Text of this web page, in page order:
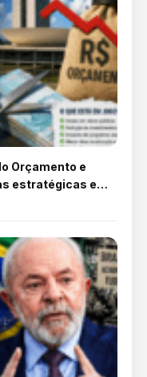
Orçamento e
estratégicas em